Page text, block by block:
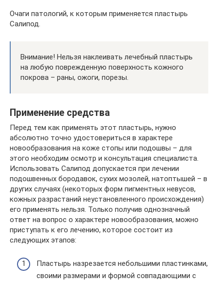
Очаги патологий, к которым применяется пластырь
Салипод.
Внимание! Нельзя наклеивать лечебный пластырь
на любую поврежденную поверхность кожного
покрова – раны, ожоги, порезы.
Применение средства
Перед тем как применять этот пластырь, нужно
абсолютно точно удостовериться в характере
новообразования на коже стопы или подошвы – для
этого необходим осмотр и консультация специалиста.
Использовать Салипод допускается при лечении
подошвенных бородавок, сухих мозолей, натоптышей – в
других случаях (некоторых форм пигментных невусов,
кожных разрастаний неустановленного происхождения)
его применять нельзя. Только получив однозначный
ответ на вопрос о характере новообразования, можно
приступать к его лечению, которое состоит из
следующих этапов:
Пластырь назрезается небольшими пластинками,
своими размерами и формой совпадающими с